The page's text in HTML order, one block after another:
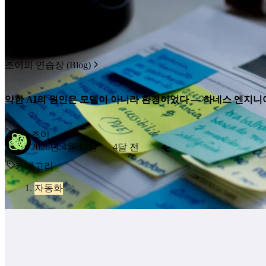
조이의 연습장 (Blog)
약한 AI의 원인은 모델이 아니라 환경이었다 — 하네스 엔지니
조이
2026년 4월 13일
4달 전
카테고리
자동화